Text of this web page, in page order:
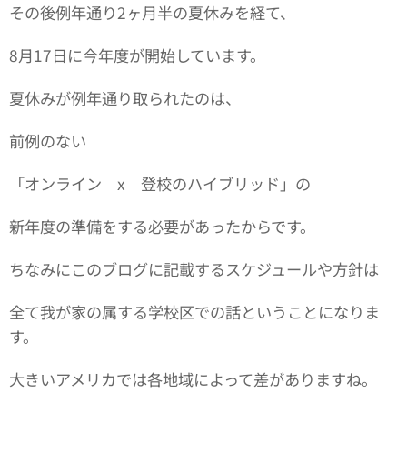
その後例年通り2ヶ月半の夏休みを経て、
8月17日に今年度が開始しています。
夏休みが例年通り取られたのは、
前例のない
「オンライン x 登校のハイブリッド」の
新年度の準備をする必要があったからです。
ちなみにこのブログに記載するスケジュールや方針は
全て我が家の属する学校区での話ということになりま
す。
大きいアメリカでは各地域によって差がありますね。